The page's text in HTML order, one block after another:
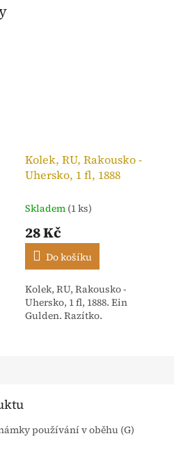
Kolek, RU, Rakousko -
Uhersko, 1 fl, 1888
Skladem (1 ks)
28 Kč
Do košíku
Kolek, RU, Rakousko -
Uhersko, 1 fl, 1888. Ein
Gulden. Razítko.
používání v oběhu (G)